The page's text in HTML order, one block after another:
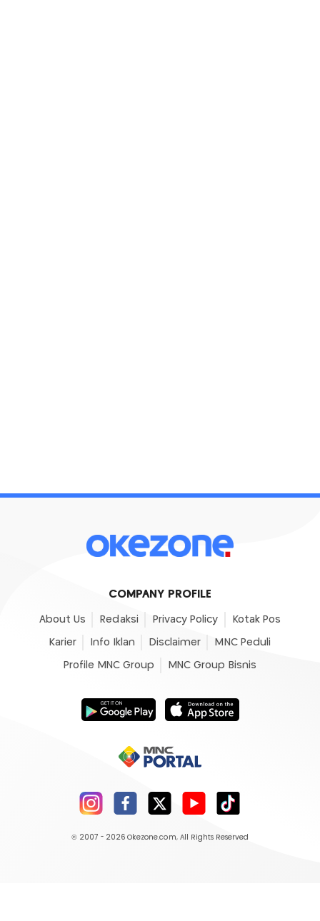
COMPANY PROFILE
About Us Redaksi Privacy Policy Kotak Pos
Karier Info Iklan Disclaimer MNC Peduli
Profile MNC Group MNC Group Bisnis
© 2007 - 2026 Okezone.com, All Rights Reserved